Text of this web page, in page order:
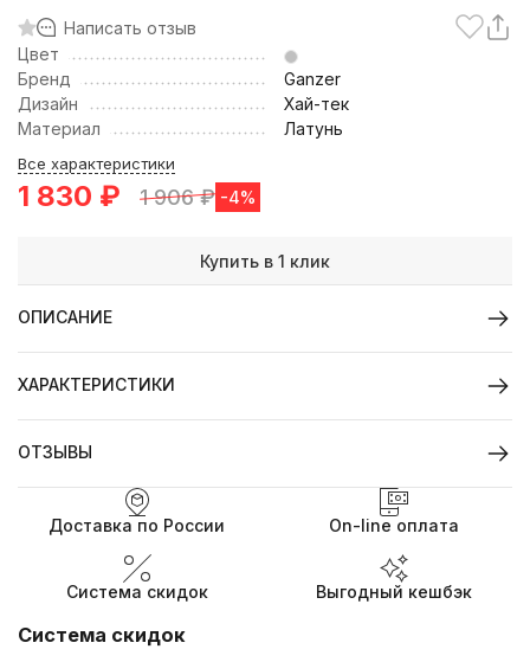
Написать отзыв
Цвет
Бренд
Ganzer
Дизайн
Хай-тек
Материал
Латунь
Все характеристики
1 830 ₽ 1 906₽ -4%
Купить в 1 клик
ОПИСАНИЕ
ХАРАКТЕРИСТИКИ
ОТЗЫВЫ
Доставка по России On-line оплата
Система скидок Выгодный кешбэк
Система скидок